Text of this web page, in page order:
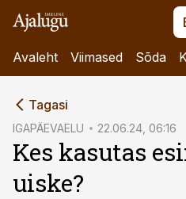
Avaleht Viimased Sõda
Tagasi
IGAPÄEVAELU 22.06.24, 06:16
Kes kasutas
uiske?